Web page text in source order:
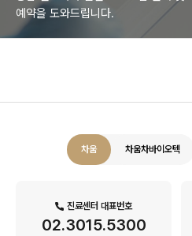
예약을 도와드립니다.
차움 차움차바이오텍
진료센터 대표번호
02.3015.5300